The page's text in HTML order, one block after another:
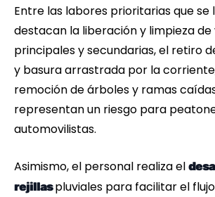
Entre las labores prioritarias que se
destacan la liberación y limpieza de
principales y secundarias, el retiro
y basura arrastrada por la
remoción de árboles y ramas
representan un riesgo para
automovilistas.
Asimismo, el personal realiza el
rejillaspluviales para facilitar el